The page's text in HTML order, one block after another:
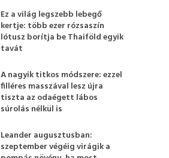
Ez a világ legszebb lebegő
kertje: több ezer rózsaszín
lótusz borítja be Thaiföld egyik
tavát
A nagyik titkos módszere: ezzel
filléres masszával lesz újra
tiszta az odaégett lábos
súrolás nélkül is
Leander augusztusban:
szeptember végéig virágik a